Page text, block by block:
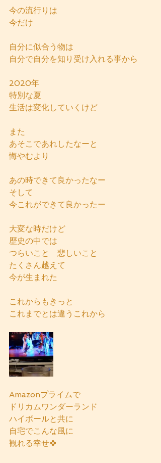
今の流行りは
今だけ
自分に似合う物は
自分で自分を知り受け入れる事から
2020年
特別な夏
生活は変化していくけど
また
あそこであれしたなーと
悔やむより
あの時できて良かったなー
そして
今これができて良かったー
大変な時だけど
歴史の中では
つらいこと　悲しいこと
たくさん越えて
今が生まれた
これからもきっと
これまでとは違うこれから
Amazonプライムで
ドリカムワンダーランド
ハイボールと共に
自宅でこんな風に
観れる幸せ🍀